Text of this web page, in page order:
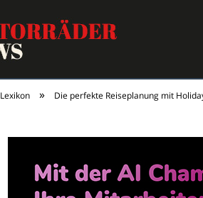
Lexikon » Die perfekte Reiseplanung mit